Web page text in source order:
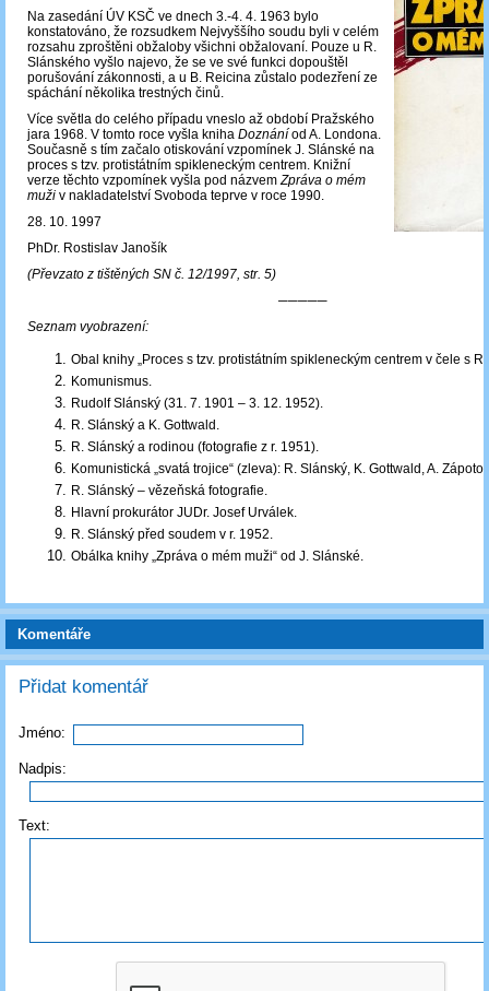
Na zasedání ÚV KSČ ve dnech 3.-4. 4. 1963 bylo
konstatováno, že rozsudkem Nejvyššího soudu byli v celém
rozsahu zproštěni obžaloby všichni obžalovaní. Pouze u R.
Slánského vyšlo najevo, že se ve své funkci dopouštěl
porušování zákonnosti, a u B. Reicina zůstalo podezření ze
spáchání několika trestných činů.
Více světla do celého případu vneslo až období Pražského
jara 1968. V tomto roce vyšla kniha Doznání od A. Londona.
Současně s tím začalo otiskování vzpomínek J. Slánské na
proces s tzv. protistátním spikleneckým centrem. Knižní
verze těchto vzpomínek vyšla pod názvemZpráva o mém
muži v nakladatelství Svoboda teprve v roce 1990.
28. 10. 1997
PhDr. Rostislav Janošík
(Převzato z tištěných SN č. 12/1997, str. 5)
─────
Seznam vyobrazení:
Obal knihy „Proces s tzv. protistátním spikleneckým centrem v čele s R.
Komunismus.
Rudolf Slánský (31. 7. 1901 – 3. 12. 1952).
R. Slánský a K. Gottwald.
R. Slánský a rodinou (fotografie z r. 1951).
Komunistická „svatá trojice“ (zleva): R. Slánský, K. Gottwald, A.
R. Slánský – vězeňská fotografie.
Hlavní prokurátor JUDr. Josef Urválek.
R. Slánský před soudem v r. 1952.
Obálka knihy „Zpráva o mém muži“ od J. Slánské.
Komentáře
Přidat komentář
Jméno:
Nadpis:
Text: